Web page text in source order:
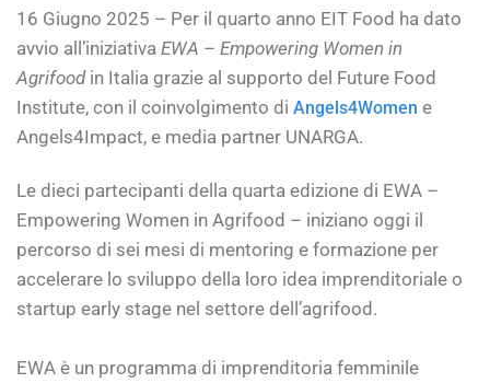
16 Giugno 2025 – Per il quarto anno EIT Food ha dato
avvio all’iniziativa EWA – Empowering Women in
Agrifoodin Italia grazie al supporto del Future Food
Institute, con il coinvolgimento di Angels4Women e
Angels4Impact, e media partner UNARGA.
Le dieci partecipanti della quarta edizione di EWA –
Empowering Women in Agrifood – iniziano oggi il
percorso di sei mesi di mentoring e formazione per
accelerare lo sviluppo della loro idea imprenditoriale o
startup early stage nel settore dell’agrifood.
EWA è un programma di imprenditoria femminile